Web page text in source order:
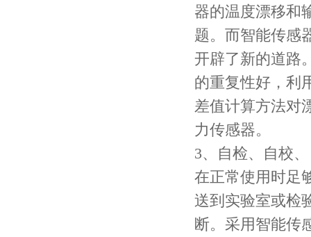
器的温度漂移和
题。而智能传感
开辟了新的道路
的重复性好，利
差值计算方法对
力传感器。
3、自检、自校
在正常使用时足
送到实验室或检
断。采用智能传